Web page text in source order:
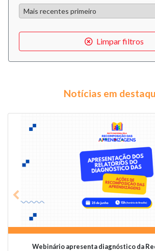
Limpar filtros
Notícias em
Videoconferência vai abordar o papel
Previous